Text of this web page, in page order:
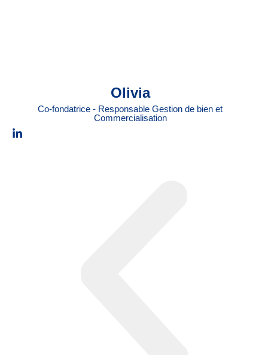
Olivia
Co-fondatrice - Responsable Gestion de bien et
Commercialisation